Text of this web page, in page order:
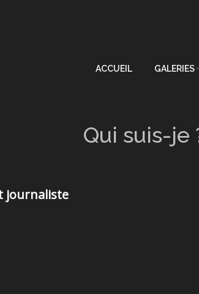
ACCUEIL GALERIES
Qui suis-je
journaliste